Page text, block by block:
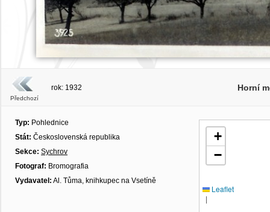
Předchozí
rok: 1932 Horní
Typ: Pohlednice
Stát: Československá republika
Sekce: Sychrov
Fotograf: Bromografia
Vydavatel: Al. Tůma, knihkupec na Vsetíně
+
−
Leaflet
|